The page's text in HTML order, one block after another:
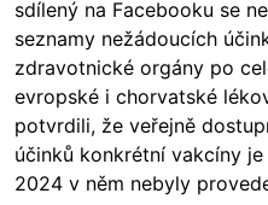
sdílený na Facebooku se
seznamy nežádoucích
zdravotnické orgány po
evropské i chorvatské
potvrdili, že veřejně
účinků konkrétní vakcíny
2024 v něm nebyly